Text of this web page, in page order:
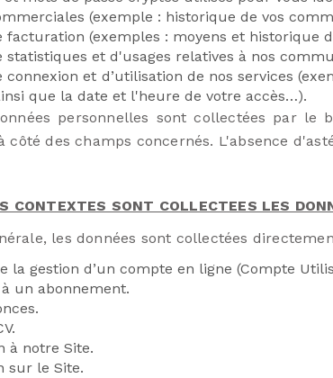
(exemple : historique de vos
facturation (exemples : moyens et historique
statistiques et d'usages relatives à nos
connexion et d’utilisation de nos services
que la date et l'heure de votre accès…).
personnelles sont collectées par
côté des champs concernés. L'absence
CONTEXTES SONT COLLECTEES LES
les données sont collectées
la gestion d’un compte en ligne (Compte
un abonnement.
à notre Site.
sur le Site.